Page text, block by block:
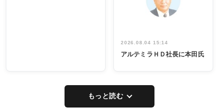
2026.08.04 15:14
アルテミラＨＤ社長に本田氏
もっと読む